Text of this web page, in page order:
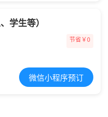
学生等）
节省￥0
微信小程序预订